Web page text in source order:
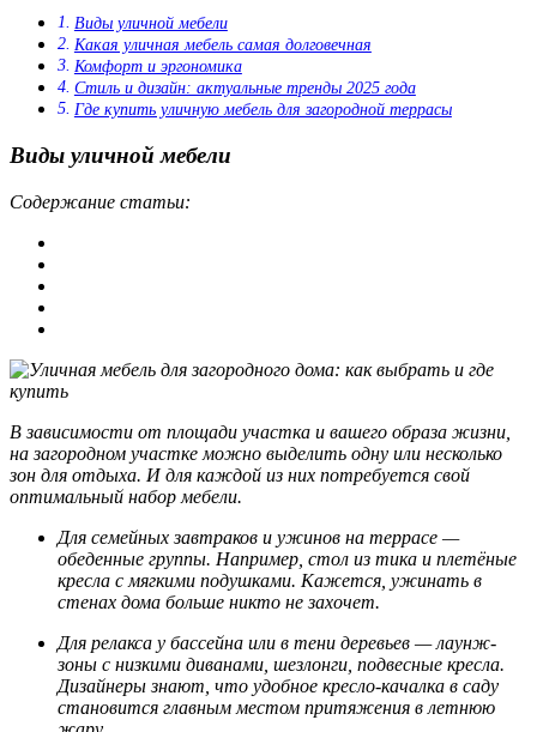
Виды уличной мебели
Какая уличная мебель самая долговечная
Комфорт и эргономика
Стиль и дизайн: актуальные тренды 2025 года
Где купить уличную мебель для загородной террасы
Виды уличной мебели
Содержание статьи:
В зависимости от площади участка и вашего образа жизни,
на загородном участке можно выделить одну или несколько
зон для отдыха. И для каждой из них потребуется свой
оптимальный набор мебели.
Для семейных завтраков и ужинов на террасе —
обеденные группы. Например, стол из тика и плетёные
кресла с мягкими подушками. Кажется, ужинать в
стенах дома больше никто не захочет.
Для релакса у бассейна или в тени деревьев — лаунж-
зоны с низкими диванами, шезлонги, подвесные кресла.
Дизайнеры знают, что удобное кресло-качалка в саду
становится главным местом притяжения в летнюю